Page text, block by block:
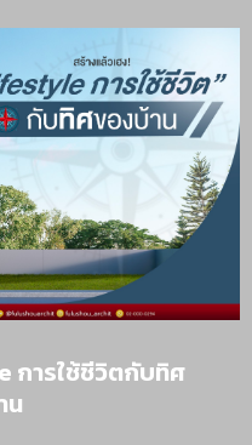
การใช้ชีวิตกับทิศ
น